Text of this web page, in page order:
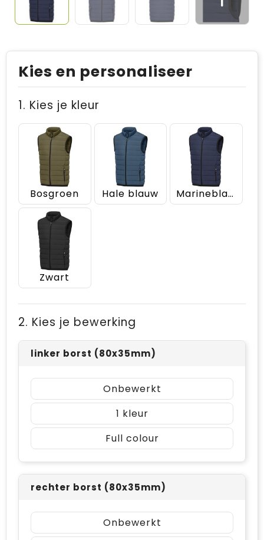
Kies en personaliseer
1. Kies je kleur
Bosgroen Hale blauw Marineblauw
Zwart
2. Kies je bewerking
linker borst (80x35mm)
Onbewerkt
1
Full colour
rechter borst (80x35mm)
Onbewerkt